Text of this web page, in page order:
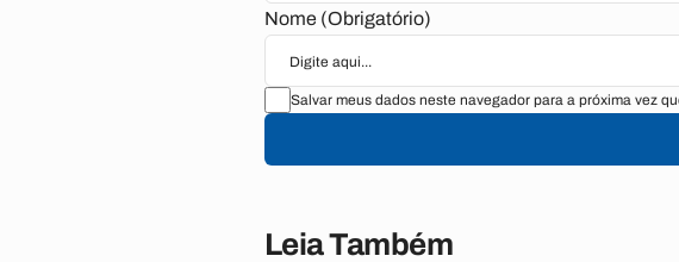
Nome (Obrigatório)
Salvar meus dados neste navegador para a próxima vez
Leia Também